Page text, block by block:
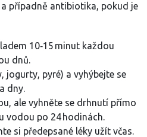
případně antibiotika, pokud je
10‑15 minut každou
dnů.
jogurty, pyré) a vyhýbejte se
dny.
ale vyhněte se drhnutí přímo
vodou po 24 hodinách.
si předepsané léky užít včas.